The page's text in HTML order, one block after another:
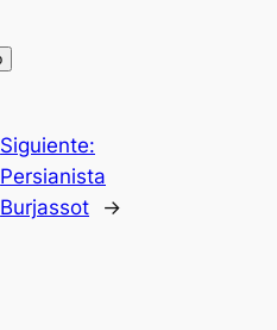
Siguiente:
Persianista
Burjassot
→